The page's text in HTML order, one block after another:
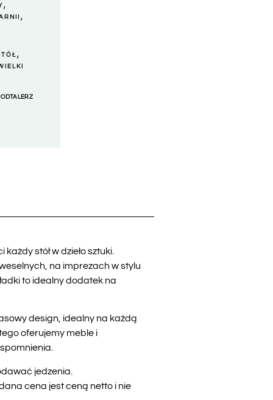
,
,
,
stół w dzieło sztuki.
na imprezach w stylu
to idealny dodatek na
design, idealny na każdą
oferujemy meble i
jedzenia.
cena jest ceną netto i nie